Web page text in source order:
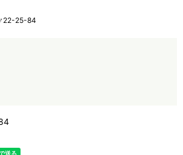
25-84